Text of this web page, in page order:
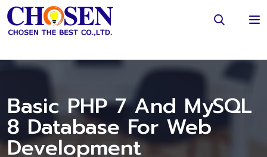
Basic PHP 7 And MySQL
8 Database For Web
Development